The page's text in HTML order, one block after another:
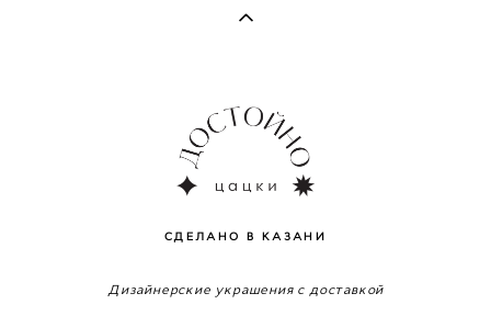
СДЕЛАНО В КАЗАНИ
Дизайнерские украшения с доставкой